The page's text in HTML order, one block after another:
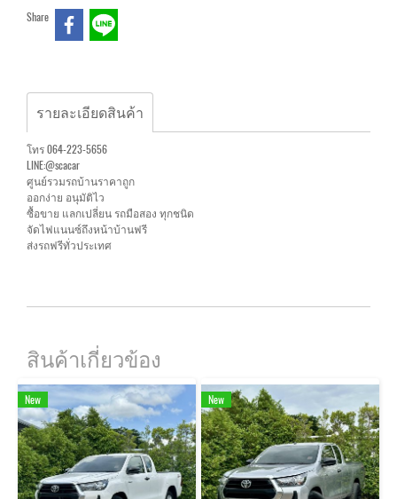
Share
รายละเอียดสินค้า
โทร 064-223-5656
LINE:@scacar
ศูนย์รวมรถบ้านราคาถูก
ออกง่าย อนุมัติไว
ซื้อขาย แลกเปลี่ยน รถมือสอง ทุกชนิด
จัดไฟแนนซ์ถึงหน้าบ้านฟรี
ส่งรถฟรีทั่วประเทศ
สินค้าเกี่ยวข้อง
New New